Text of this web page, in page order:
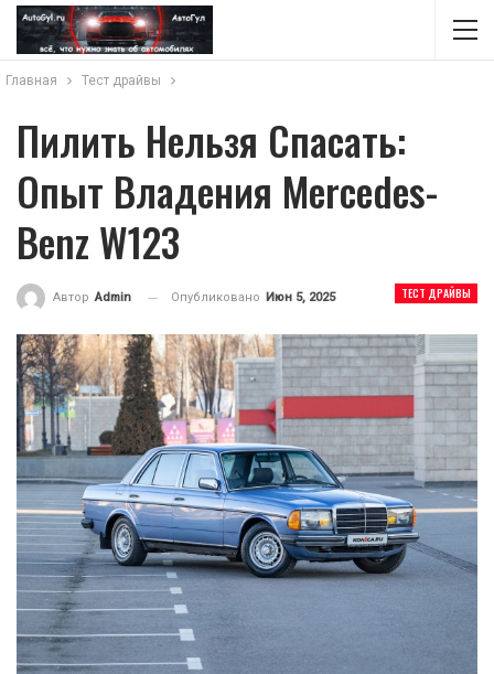
Главная Тест драйвы
Пилить Нельзя Спасать:
Опыт Владения Mercedes-
Benz W123
ТЕСТ ДРАЙВЫ
Автор Admin Опубликовано Июн 5, 2025